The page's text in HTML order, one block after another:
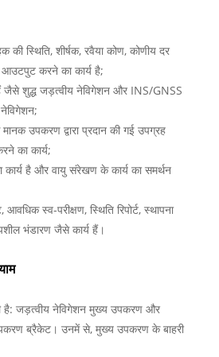
की स्थिति, शीर्षक, रवैया कोण, कोणीय दर
करने का कार्य है;
शुद्ध जड़त्वीय नेविगेशन और INS/GNSS
मानक उपकरण द्वारा प्रदान की गई उपग्रह
का कार्य;
है और वायु संरेखण के कार्य का समर्थन
स्व-परीक्षण, स्थिति रिपोर्ट, स्थापना
भंडारण जैसे कार्य हैं।
है: जड़त्वीय नेविगेशन मुख्य उपकरण और
ब्रैकेट। उनमें से, मुख्य उपकरण के बाहरी